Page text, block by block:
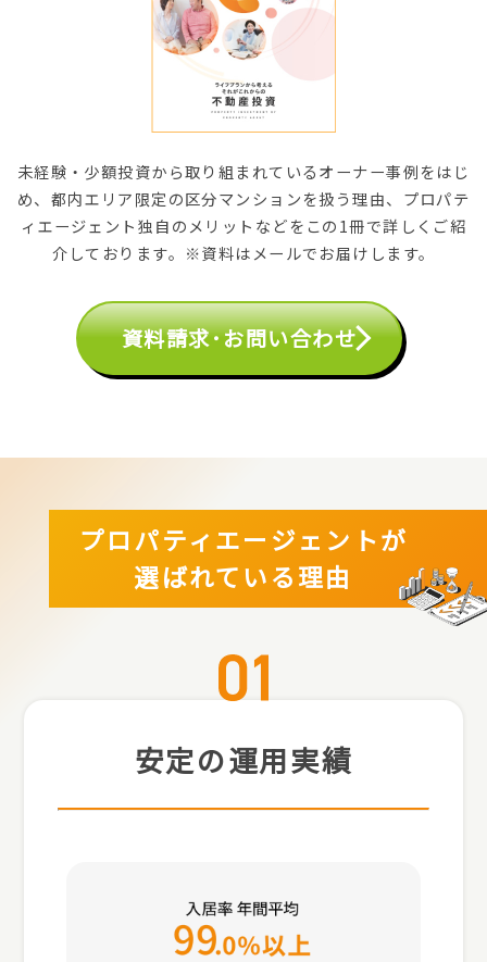
未経験・少額投資から取り組まれているオーナー事例をはじ
め、都内エリア限定の区分マンションを扱う理由、プロパテ
ィエージェント独自のメリットなどをこの1冊で詳しくご紹
介しております。※資料はメールでお届けします。
資料請求･お問い合わせ
プロパティエージェントが
選ばれている理由
安定の運用実績